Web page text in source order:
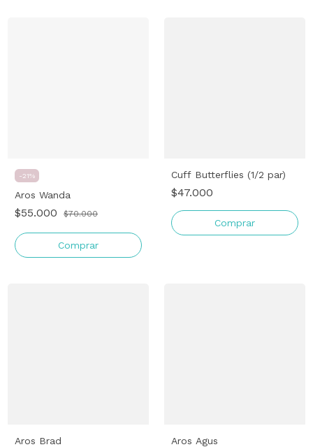
-21%
Aros Wanda
$55.000 $70.000
Comprar
Cuff Butterflies (1/2 par)
$47.000
Comprar
Aros Brad Aros Agus